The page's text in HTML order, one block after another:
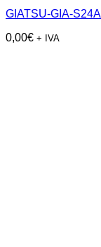
GIATSU-GIA-
0,00€ + IVA